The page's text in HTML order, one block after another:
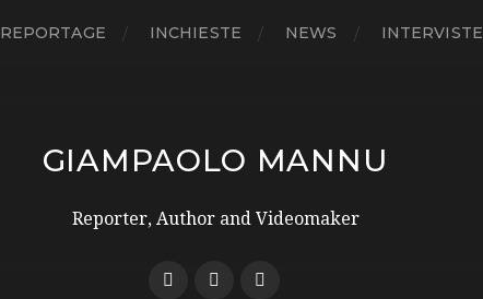
REPORTAGE INCHIESTE NEWS INTERVISTE
GIAMPAOLO MANNU
Reporter, Author and Videomaker